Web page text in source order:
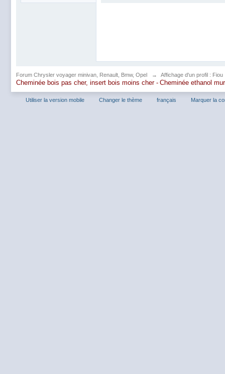
Forum Chrysler voyager minivan, Renault, Bmw, Opel → Affichage d'un profil : Fiou
Cheminée bois pas cher, insert bois moins cher - Cheminée ethanol
Utiliser la version mobile Changer le thème français Marquer la